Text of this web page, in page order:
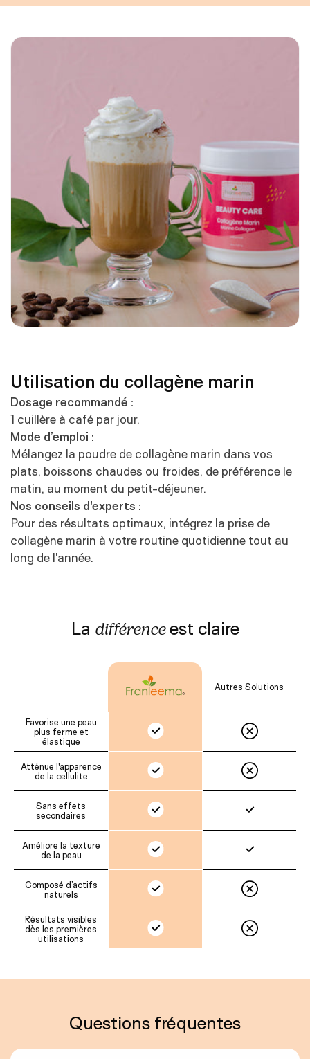
Utilisation du collagène marin
Dosage recommandé :
1 cuillère à café par jour.
Mode d’emploi :
Mélangez la poudre de collagène marin dans vos
plats, boissons chaudes ou froides, de préférence le
matin, au moment du petit-déjeuner.
Nos conseils d'experts :
Pour des résultats optimaux, intégrez la prise de
collagène marin à votre routine quotidienne tout au
long de l'année.
La différenceest claire
Autres Solutions
Favorise une peau
plus ferme et
élastique
Atténue l'apparence
de la cellulite
Sans effets
secondaires
Améliore la texture
de la peau
Composé d’actifs
naturels
Résultats visibles
dès les premières
utilisations
Questions fréquentes